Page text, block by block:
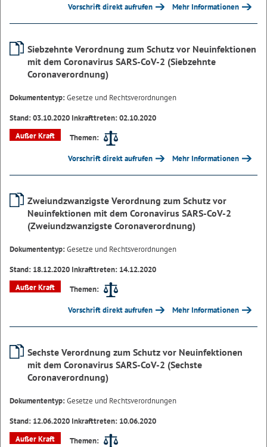
Vorschrift direkt aufrufen Mehr Informationen
Siebzehnte Verordnung zum Schutz vor Neuinfektionen
mit dem Coronavirus SARS-CoV-2 (Siebzehnte
Coronaverordnung)
Dokumententyp:Gesetze und Rechtsverordnungen
Stand: 03.10.2020 Inkrafttreten: 02.10.2020
Außer Kraft
Themen:
Vorschrift direkt aufrufen Mehr Informationen
Zweiundzwanzigste Verordnung zum Schutz vor
Neuinfektionen mit dem Coronavirus SARS-CoV-2
(Zweiundzwanzigste Coronaverordnung)
Dokumententyp:Gesetze und Rechtsverordnungen
Stand: 18.12.2020 Inkrafttreten: 14.12.2020
Außer Kraft
Themen:
Vorschrift direkt aufrufen Mehr Informationen
Sechste Verordnung zum Schutz vor Neuinfektionen
mit dem Coronavirus SARS-CoV-2 (Sechste
Coronaverordnung)
Dokumententyp:Gesetze und Rechtsverordnungen
Stand: 12.06.2020 Inkrafttreten: 10.06.2020
Außer Kraft
Themen: